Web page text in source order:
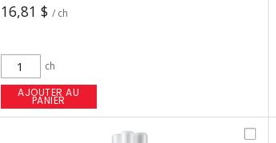
16,81 $ / ch
ch
AJOUTER AU
PANIER